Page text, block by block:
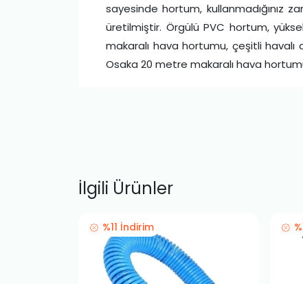
sayesinde hortum, kullanmadığınız
üretilmiştir. Örgülü PVC hortum,
makaralı hava hortumu, çeşitli havalı
Osaka 20 metre makaralı hava
İlgili Ürünler
%11 İndirim